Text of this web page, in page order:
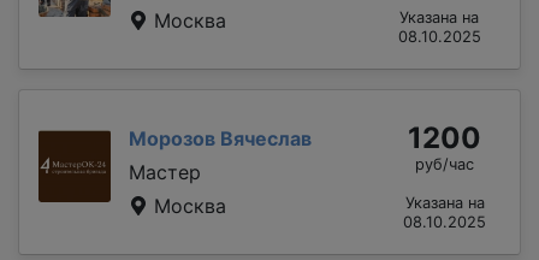
Москва
Указана на
08.10.2025
Морозов Вячеслав
Мастер
Москва
1200
руб/час
Указана на
08.10.2025